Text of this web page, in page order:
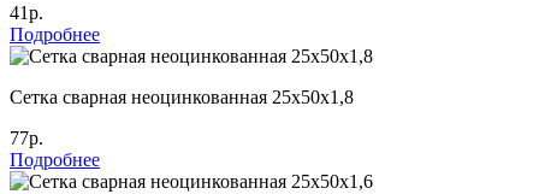
41р.
Подробнее
Сетка сварная неоцинкованная 25х50х1,8
77р.
Подробнее